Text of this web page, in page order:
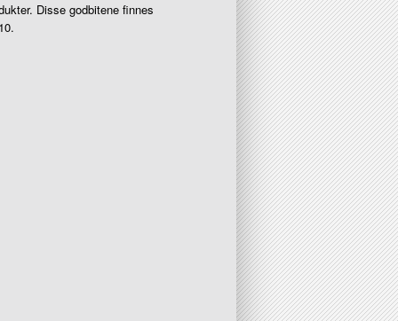
Disse godbitene finnes